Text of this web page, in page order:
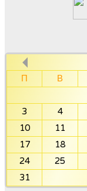
П
В
3
4
10
11
17
18
24
25
31